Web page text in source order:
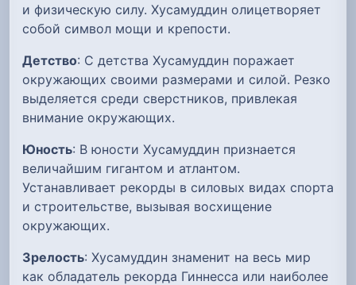
и физическую силу. Хусамуддин олицетворяет
собой символ мощи и крепости.
Детство: С детства Хусамуддин поражает
окружающих своими размерами и силой. Резко
выделяется среди сверстников, привлекая
внимание окружающих.
Юность: В юности Хусамуддин признается
величайшим гигантом и атлантом.
Устанавливает рекорды в силовых видах спорта
и строительстве, вызывая восхищение
окружающих.
Зрелость: Хусамуддин знаменит на весь мир
как обладатель рекорда Гиннесса или наиболее